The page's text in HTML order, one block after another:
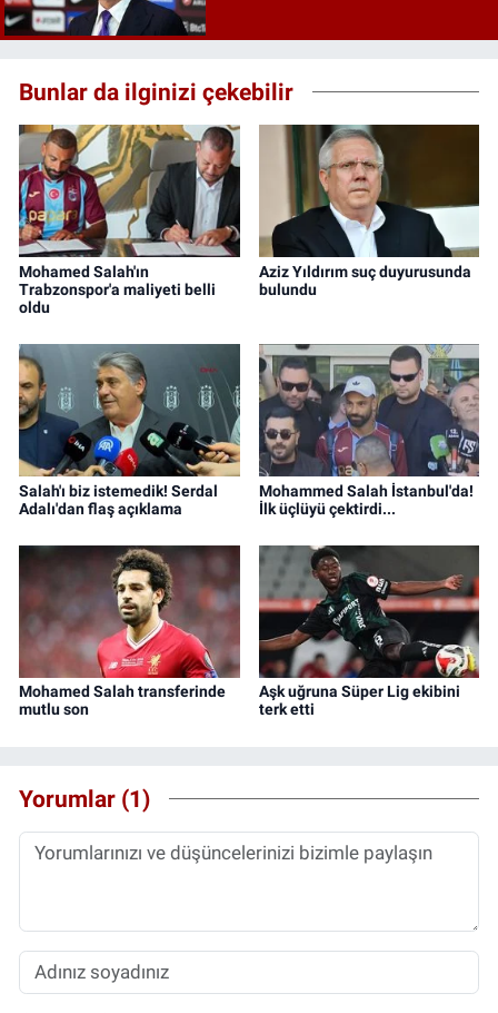
Bunlar da ilginizi çekebilir
Mohamed Salah'ın
Trabzonspor'a maliyeti belli
oldu
Aziz Yıldırım suç duyurusunda
bulundu
Salah'ı biz istemedik! Serdal
Adalı'dan flaş açıklama
Mohammed Salah İstanbul'da!
İlk üçlüyü çektirdi...
Mohamed Salah transferinde
mutlu son
Aşk uğruna Süper Lig ekibini
terk etti
Yorumlar (1)